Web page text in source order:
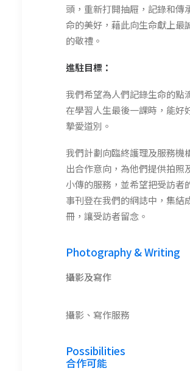
頭，重新打開抽屜，記錄和傳
命的美好，藉此向生命獻上最
的敬禮。
進駐目標：
我們希望為人們記錄生命的點
在學習人生最後一課時，能好
摯愛道別。
我們計劃向臨終護理及服務機
出合作意向，為他們提供拍照
小傳的服務，並希望把受訪者
事刊登在我們的網誌中，集結
冊，讓受訪者留念。
Photography & Writing
攝影及寫作
攝影、寫作服務
Possibilities
合作可能